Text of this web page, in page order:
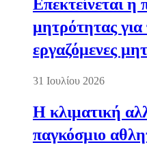
Επεκτείνεται η
μητρότητας για
εργαζόμενες
31 Ιουλίου 2026
Η κλιματική
παγκόσμιο